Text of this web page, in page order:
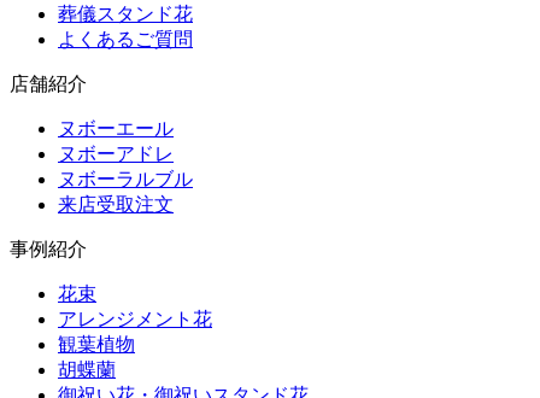
葬儀スタンド花
よくあるご質問
店舗紹介
ヌボーエール
ヌボーアドレ
ヌボーラルブル
来店受取注文
事例紹介
花束
アレンジメント花
観葉植物
胡蝶蘭